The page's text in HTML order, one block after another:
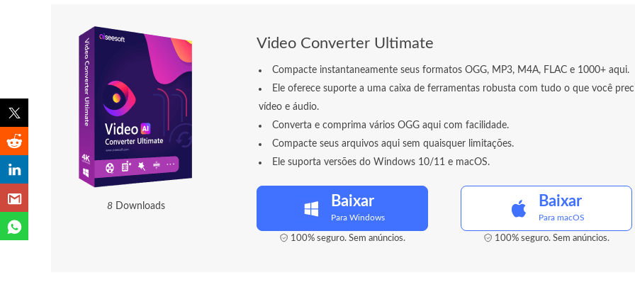
8 Downloads
Video Converter Ultimate
Compacte instantaneamente seus formatos OGG, MP3, M4A, FLAC e 1000+ aqui.
Ele oferece suporte a uma caixa de ferramentas robusta com tudo o que você
vídeo e áudio.
Converta e comprima vários OGG aqui com facilidade.
Compacte seus arquivos aqui sem quaisquer limitações.
Ele suporta versões do Windows 10/11 e macOS.
Baixar
Para Windows
100% seguro. Sem anúncios.
Baixar
Para macOS
100% seguro. Sem anúncios.